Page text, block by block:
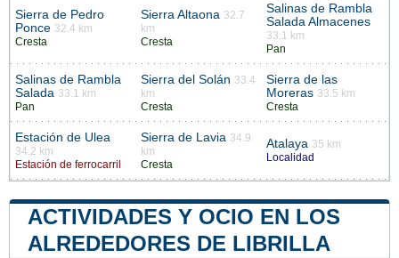
Sierra de Pedro
Ponce 32.4 km
Cresta
Sierra Altaona 32.7
km
Cresta
Salinas de Rambla
Salada Almacenes
33.1 km
Pan
Salinas de Rambla
Salada 33.1 km
Pan
Sierra del Solán 33.4
km
Cresta
Sierra de las
Moreras 33.5 km
Cresta
Estación de Ulea
34.2 km
Estación de ferrocarril
Sierra de Lavia 34.9
km
Cresta
Atalaya 35 km
Localidad
ACTIVIDADES Y OCIO EN LOS
ALREDEDORES DE LIBRILLA